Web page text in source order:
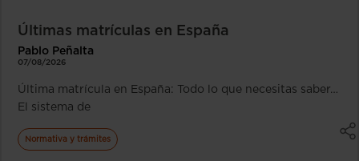
Últimas matrículas en España
Pablo Peñalta
07/08/2026
Última matrícula en España: Todo lo que necesitas saber…
El sistema de
Normativa y trámites